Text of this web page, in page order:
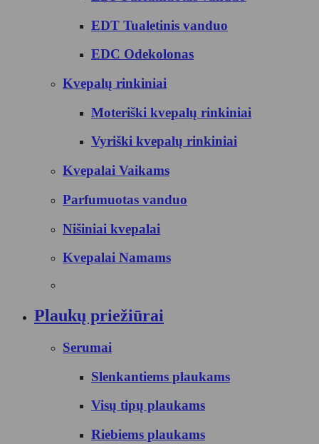
EDT Tualetinis vanduo
EDC Odekolonas
Kvepalų rinkiniai
Moteriški kvepalų rinkiniai
Vyriški kvepalų rinkiniai
Kvepalai Vaikams
Parfumuotas vanduo
Nišiniai kvepalai
Kvepalai Namams
Plaukų priežiūrai
Serumai
Slenkantiems plaukams
Visų tipų plaukams
Riebiems plaukams